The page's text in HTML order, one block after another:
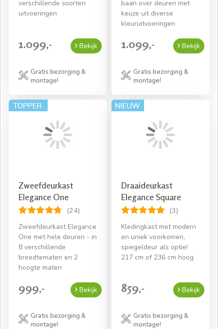
verschillende soorten
uitvoeringen
1.099,- Bekijk
Gratis bezorging &
montage!
baan over deuren met
keuze uit diverse
kleuruitvoeringen
1.099,- Bekijk
Gratis bezorging &
montage!
Zweefdeurkast
Elegance One
(24)
Zweefdeurkast Elegance
One met hele deuren - in
8 verschillende
breedtematen en 2
hoogte maten
999,- Bekijk
Gratis bezorging &
montage!
Draaideurkast
Elegance Square
(3)
Kledingkast met modern
en uniek voorkomen,
spiegeldeur als optie!
217 cm of 236 cm hoog
859,- Bekijk
Gratis bezorging &
montage!